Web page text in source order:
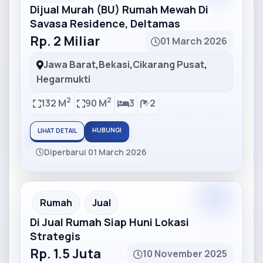
Dijual Murah (BU) Rumah Mewah Di
Savasa Residence, Deltamas
Rp. 2 Miliar
01 March 2026
Jawa Barat,Bekasi,Cikarang Pusat,
Hegarmukti
132 M2 90 M2 3 2
LIHAT DETAIL HUBUNGI
Diperbarui 01 March 2026
Partner Ad
Rumah Jual
Di Jual Rumah Siap Huni Lokasi
Strategis
Rp. 1.5 Juta
10 November 2025